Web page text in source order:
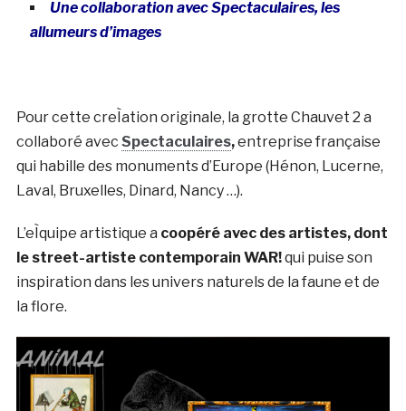
Une collaboration avec Spectaculaires, les
allumeurs d’images
Pour cette creÌation originale, la grotte Chauvet 2 a
collaboré avec Spectaculaires,entreprise française
qui habille des monuments d’Europe (Hénon, Lucerne,
Laval, Bruxelles, Dinard, Nancy …).
L’eÌquipe artistique a coopéré avec des artistes, dont
le street-artiste contemporain WAR!qui puise son
inspiration dans les univers naturels de la faune et de
la flore.